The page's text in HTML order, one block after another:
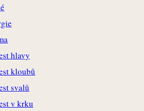
hlavy
kloubů
svalů
v krku